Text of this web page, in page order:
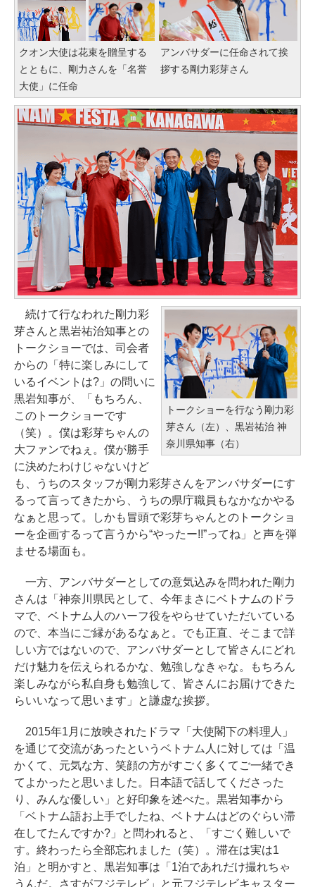
クオン大使は花束を贈呈する
とともに、剛力さんを「名誉
大使」に任命
アンバサダーに任命されて挨
拶する剛力彩芽さん
トークショーを行なう剛力彩
芽さん（左）、黒岩祐治 神
奈川県知事（右）
続けて行なわれた剛力彩
芽さんと黒岩祐治知事との
トークショーでは、司会者
からの「特に楽しみにして
いるイベントは?」の問いに
黒岩知事が、「もちろん、
このトークショーです
（笑）。僕は彩芽ちゃんの
大ファンでねぇ。僕が勝手
に決めたわけじゃないけど
も、うちのスタッフが剛力彩芽さんをアンバサダーにす
るって言ってきたから、うちの県庁職員もなかなかやる
なぁと思って。しかも冒頭で彩芽ちゃんとのトークショ
ーを企画するって言うから“やったー!!”ってね」と声を弾
ませる場面も。
一方、アンバサダーとしての意気込みを問われた剛力
さんは「神奈川県民として、今年まさにベトナムのドラ
マで、ベトナム人のハーフ役をやらせていただいている
ので、本当にご縁があるなぁと。でも正直、そこまで詳
しい方ではないので、アンバサダーとして皆さんにどれ
だけ魅力を伝えられるかな、勉強しなきゃな。もちろん
楽しみながら私自身も勉強して、皆さんにお届けできた
らいいなって思います」と謙虚な挨拶。
2015年1月に放映されたドラマ「大使閣下の料理人」
を通じて交流があったというベトナム人に対しては「温
かくて、元気な方、笑顔の方がすごく多くてご一緒でき
てよかったと思いました。日本語で話してくださった
り、みんな優しい」と好印象を述べた。黒岩知事から
「ベトナム語お上手でしたね、ベトナムはどのぐらい滞
在してたんですか?」と問われると、「すごく難しいで
す。終わったら全部忘れました（笑）。滞在は実は1
泊」と明かすと、黒岩知事は「1泊であれだけ撮れちゃ
うんだ。さすがフジテレビ」と元フジテレビキャスター